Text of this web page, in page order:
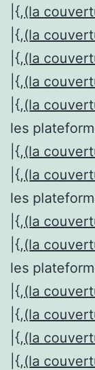
|{,(la
|{,(la
|{,(la
|{,(la
|{,(la
les
|{,(la
|{,(la
les
|{,(la
|{,(la
les
|{,(la
|{,(la
|{,(la
|{,(la